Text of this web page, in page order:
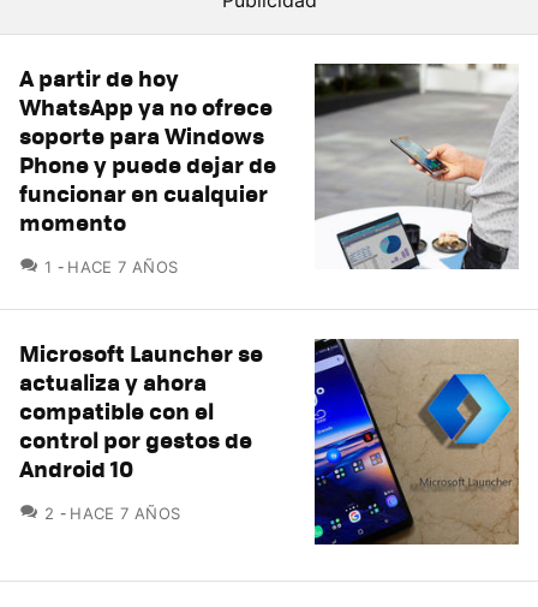
A partir de hoy
WhatsApp ya no ofrece
soporte para Windows
Phone y puede dejar de
funcionar en cualquier
momento
1 COMENTARIOS
HACE 7 AÑOS
Microsoft Launcher se
actualiza y ahora
compatible con el
control por gestos de
Android 10
2 COMENTARIOS
HACE 7 AÑOS